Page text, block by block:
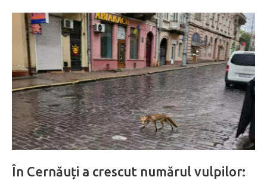
În Cernăuți a crescut numărul vulpilor: